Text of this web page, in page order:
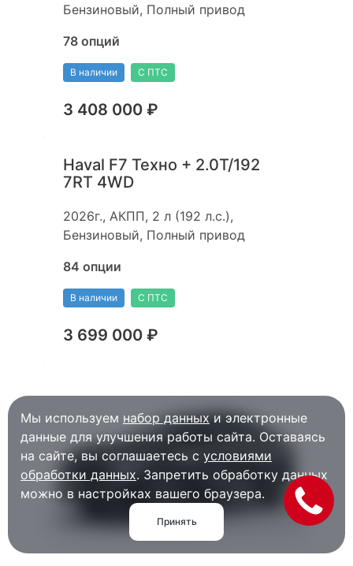
Бензиновый, Полный привод
78 опций
В наличии С ПТС
3 408 000 ₽
Haval F7 Техно + 2.0T/192
7RT 4WD
2026г., АКПП, 2 л (192 л.с.),
Бензиновый, Полный привод
84 опции
В наличии С ПТС
3 699 000 ₽
Мы используем набор данныхи электронные
данные для улучшения работы сайта. Оставаясь
на сайте, вы соглашаетесь с условиями
обработки данных. Запретить обработку данных
можно в настройках вашего браузера.
Принять